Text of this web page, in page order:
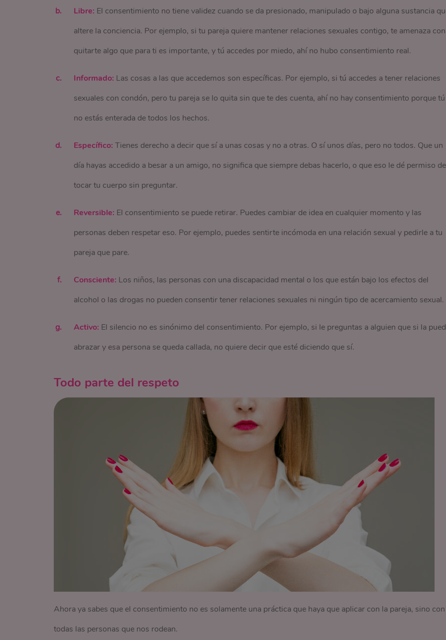
Libre: El consentimiento no tiene validez cuando se da presionado, manipulado o bajo alguna sustancia
altere la conciencia. Por ejemplo, si tu pareja quiere mantener relaciones sexuales contigo, te amenaza con
quitarte algo que para ti es importante, y tú accedes por miedo, ahí no hubo consentimiento real.
Informado: Las cosas a las que accedemos son específicas. Por ejemplo, si tú accedes a tener relaciones
sexuales con condón, pero tu pareja se lo quita sin que te des cuenta, ahí no hay consentimiento porque tú
no estás enterada de todos los hechos.
Específico: Tienes derecho a decir que sí a unas cosas y no a otras. O sí unos días, pero no todos. Que un
día hayas accedido a besar a un amigo, no significa que siempre debas hacerlo, o que eso le dé permiso de
tocar tu cuerpo sin preguntar.
Reversible: El consentimiento se puede retirar. Puedes cambiar de idea en cualquier momento y las
personas deben respetar eso. Por ejemplo, puedes sentirte incómoda en una relación sexual y pedirle a tu
pareja que pare.
Consciente: Los niños, las personas con una discapacidad mental o los que están bajo los efectos del
alcohol o las drogas no pueden consentir tener relaciones sexuales ni ningún tipo de acercamiento sexual.
Activo: El silencio no es sinónimo del consentimiento. Por ejemplo, si le preguntas a alguien que si la
abrazar y esa persona se queda callada, no quiere decir que esté diciendo que sí.
Todo parte del respeto
Ahora ya sabes que el consentimiento no es solamente una práctica que haya que aplicar con la pareja, sino con
todas las personas que nos rodean.